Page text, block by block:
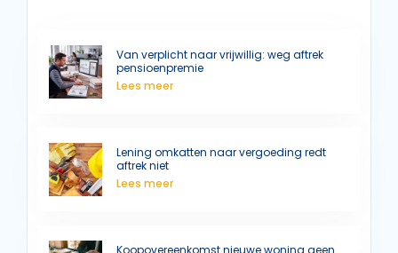
Van verplicht naar vrijwillig: weg aftrek
pensioenpremie
Lees meer
Lening omkatten naar vergoeding redt
aftrek niet
Lees meer
Koopovereenkomst nieuwe woning geen